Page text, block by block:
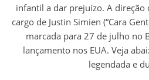
infantil a dar prejuízo. A direção
cargo de Justin Simien (“Cara
marcada para 27 de julho no
lançamento nos EUA. Veja
legendada e